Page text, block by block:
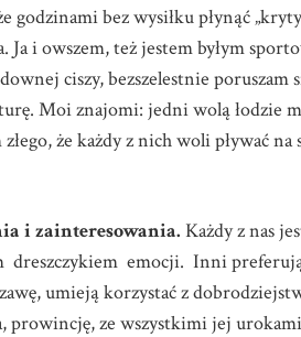
bez wysiłku płynąć
i owszem, też jestem byłym
ciszy, bezszelestnie poruszam
Moi znajomi: jedni wolą łodzie
że każdy z nich woli pływać
i zainteresowania. Każdy z nas
dreszczykiem emocji. Inni
umieją korzystać z
ze wszystkimi jej